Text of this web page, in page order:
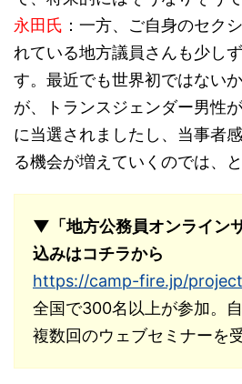
永田氏 ：一方、ご自身のセク
れている地方議員さんも少し
す。最近でも世界初ではない
が、トランスジェンダー男性
に当選されましたし、当事者
る機会が増えていくのでは、と
▼「地方公務員オンライン
込みはコチラから
https://camp-fire.jp/
全国で300名以上が参加。
複数回のウェブセミナーを